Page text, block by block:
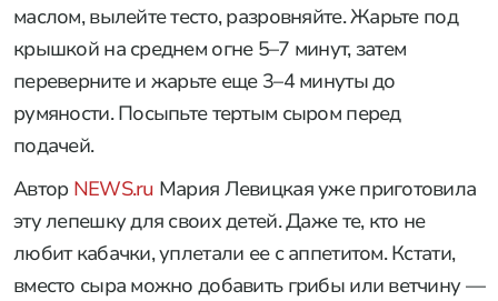
маслом, вылейте тесто, разровняйте. Жарьте под
крышкой на среднем огне 5–7 минут, затем
переверните и жарьте еще 3–4 минуты до
румяности. Посыпьте тертым сыром перед
подачей.
Автор NEWS.ru Мария Левицкая уже приготовила
эту лепешку для своих детей. Даже те, кто не
любит кабачки, уплетали ее с аппетитом. Кстати,
вместо сыра можно добавить грибы или ветчину —